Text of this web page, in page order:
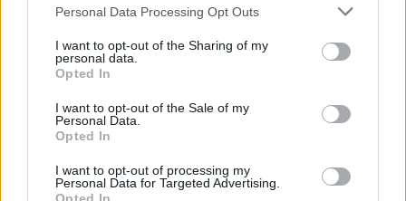
Personal Data Processing Opt Outs
I want to opt-out of the Sharing of my
personal data.
Opted In
I want to opt-out of the Sale of my
Personal Data.
Opted In
I want to opt-out of processing my
Personal Data for Targeted Advertising.
In mostra il mito di Dino Viola
18/07/2010
ingresso negato